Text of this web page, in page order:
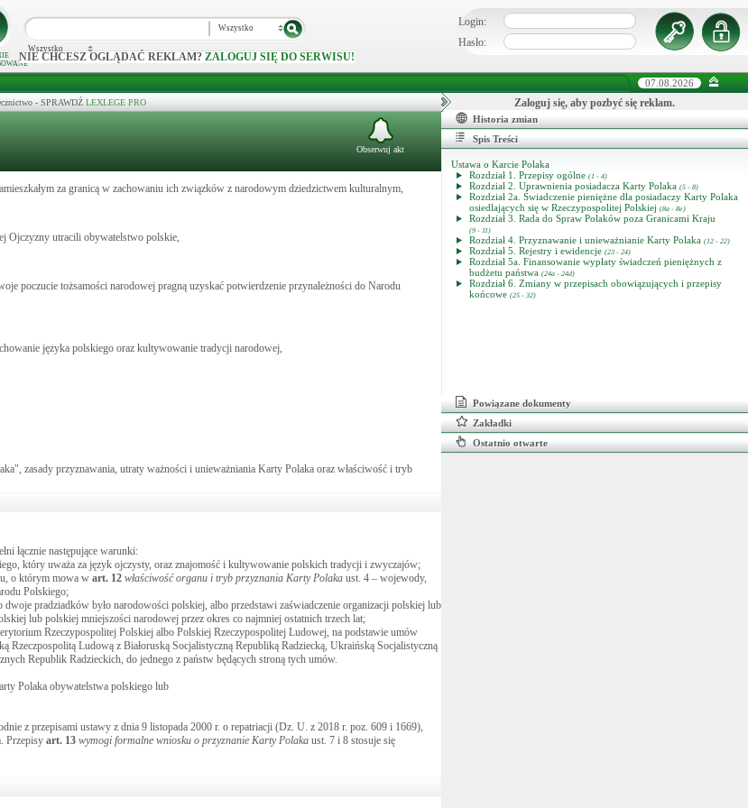
Wszystko
Wszystko
NIE CHCESZ OGLĄDAĆ REKLAM? ZALOGUJ SIĘ DO SERWISU!
Login:
Hasło:
07.08.2026
- SPRAWDŹ LEXLEGE PRO
Obserwuj akt
za granicą w zachowaniu ich związków z narodowym dziedzictwem kulturalnym,
Ojczyzny utracili obywatelstwo polskie,
poczucie tożsamości narodowej pragną uzyskać potwierdzenie przynależności do Narodu
języka polskiego oraz kultywowanie tradycji narodowej,
zasady przyznawania, utraty ważności i unieważniania Karty Polaka oraz właściwość i tryb
łącznie następujące warunki:
który uważa za język ojczysty, oraz znajomość i kultywowanie polskich tradycji i zwyczajów;
o którym mowa w art. 12 właściwość organu i tryb przyznania Karty Polaka ust. 4 – wojewody,
Polskiego;
pradziadków było narodowości polskiej, albo przedstawi zaświadczenie organizacji polskiej lub
lub polskiej mniejszości narodowej przez okres co najmniej ostatnich trzech lat;
Rzeczypospolitej Polskiej albo Polskiej Rzeczypospolitej Ludowej, na podstawie umów
Ludową z Białoruską Socjalistyczną Republiką Radziecką, Ukraińską Socjalistyczną
Republik Radzieckich, do jednego z państw będących stroną tych umów.
Polaka obywatelstwa polskiego lub
z przepisami ustawy z dnia 9 listopada 2000 r. o repatriacji (Dz. U. z 2018 r. poz. 609 i 1669),
Przepisy art. 13 wymogi formalne wniosku o przyznanie Karty Polaka ust. 7 i 8 stosuje się
Zaloguj się, aby pozbyć się reklam.
Historia zmian
Spis Treści
Ustawa o Karcie Polaka
Rozdział 1. Przepisy ogólne (1 - 4)
Rozdział 2. Uprawnienia posiadacza Karty Polaka (5 - 8)
Rozdział 2a. Świadczenie pieniężne dla posiadaczy Karty Polaka
osiedlających się w Rzeczypospolitej Polskiej (8a - 8e)
Rozdział 3. Rada do Spraw Polaków poza Granicami Kraju
(9 - 11)
Rozdział 4. Przyznawanie i unieważnianie Karty Polaka (12 - 22)
Rozdział 5. Rejestry i ewidencje (23 - 24)
Rozdział 5a. Finansowanie wypłaty świadczeń pieniężnych z
budżetu państwa (24a - 24d)
Rozdział 6. Zmiany w przepisach obowiązujących i przepisy
końcowe (25 - 32)
Powiązane dokumenty
Zakładki
Ostatnio otwarte